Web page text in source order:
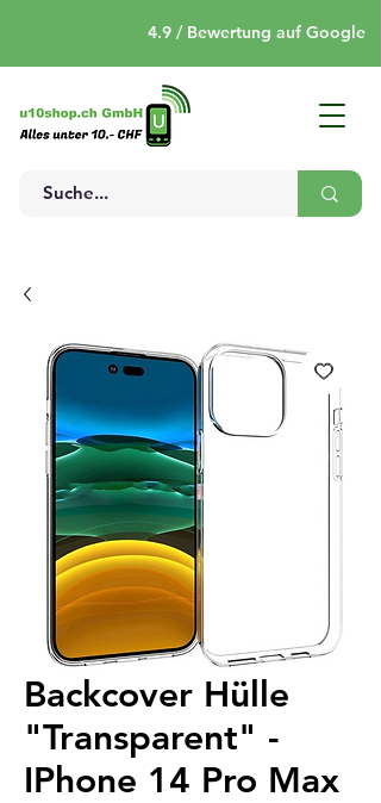
4.9 / Bewertung auf Google
Backcover Hülle
"Transparent" -
IPhone 14 Pro Max